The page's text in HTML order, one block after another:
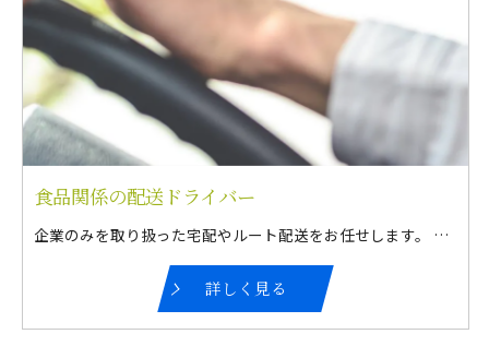
食品関係の配送ドライバー
企業のみを取り扱った宅配やルート配送をお任せします。 メインはネットスーパーやECサイトの宅配。 その他、希望勤務時間などを考慮して、さまざまな配送業務の中から選択可能！
詳しく見る